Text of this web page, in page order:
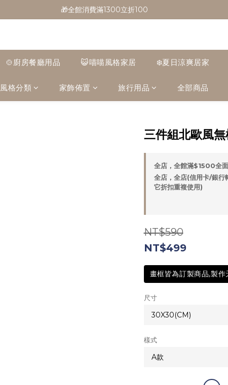
🎁全館消費滿1300立折100
🎁全館消費滿1300立折100
🚛全館滿$799超取免運  $1500宅配免運
🎁全館消費滿1300立折100
🍲廚房餐廳用品 😺喵喵風格家居 ❄️夏日涼爽居家
風格分類 家飾佈置 旅行用品 全部商品
三件組北歐風
全店，全館滿$1500全
全店，全店(信用卡/銀行
它折扣重複使用)
NT$590
NT$499
畫框皆為訂製商品,製
尺寸
樣式